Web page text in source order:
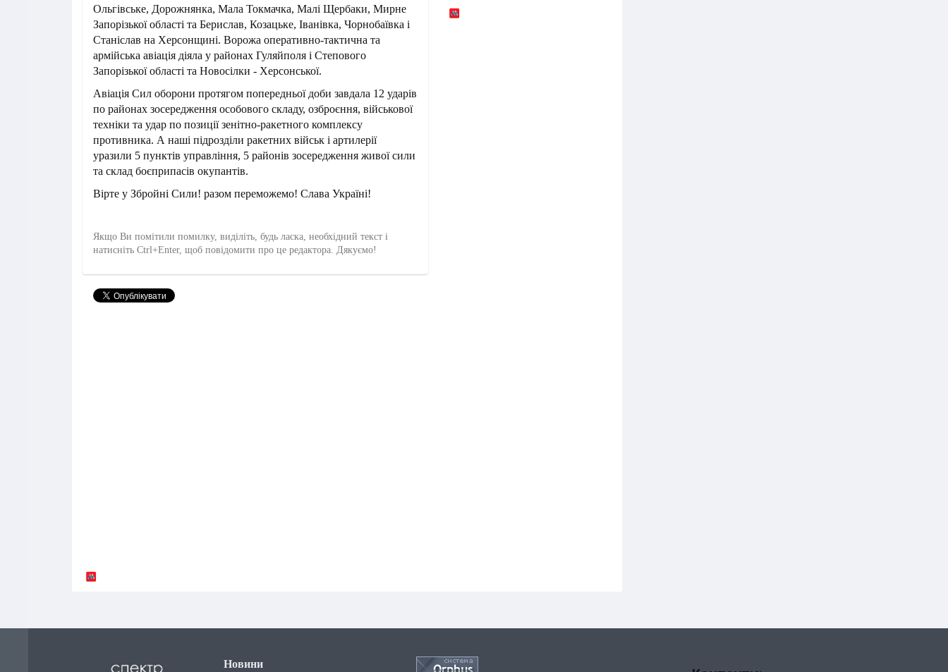
Ольгівське, Дорожнянка, Мала Токмачка, Малі Щербаки, Мирне
Запорізької області та Берислав, Козацьке, Іванівка, Чорнобаївка і
Станіслав на Херсонщині. Ворожа оперативно-тактична та
армійська авіація діяла у районах Гуляйполя і Степового
Запорізької області та Новосілки - Херсонської.
Авіація Сил оборони протягом попередньої доби завдала 12 ударів
по районах зосередження особового складу, озброєння, військової
техніки та удар по позиції зенітно-ракетного комплексу
противника. А наші підрозділи ракетних військ і артилерії
уразили 5 пунктів управління, 5 районів зосередження живої сили
та склад боєприпасів окупантів.
Вірте у Збройні Сили! разом переможемо! Слава Україні!
Якщо Ви помітили помилку, виділіть, будь ласка, необхідний текст і
натисніть Ctrl+Enter, щоб повідомити про це редактора. Дякуємо!
Новини